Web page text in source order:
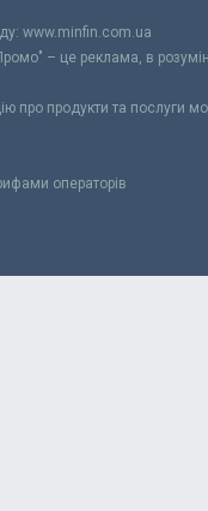
www.minfin.com.ua
– це реклама, в
про продукти та послуги
операторів